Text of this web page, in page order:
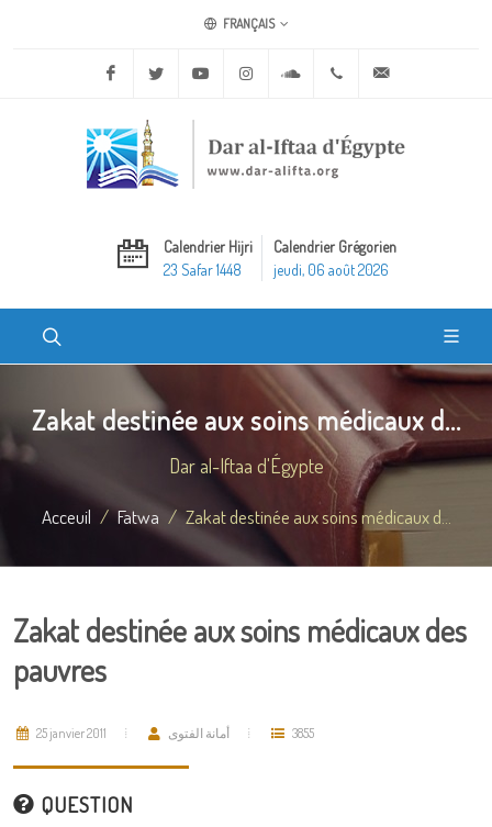
FRANÇAIS
Facebook Twitter Youtube Instagram Soundcloud+20 2 25970400
Calendrier Hijri
23 Safar 1448
Calendrier Grégorien
jeudi, 06 août 2026
Zakat destinée aux soins médicaux d...
Dar al-Iftaa d'Égypte
Acceuil Fatwa Zakat destinée aux soins médicaux d...
Zakat destinée aux soins médicaux des
pauvres
25 janvier 2011 أمانة الفتوى 3855
QUESTION